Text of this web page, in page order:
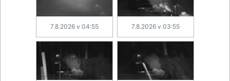
7.8.2026 v 04:55 7.8.2026 v 03:55